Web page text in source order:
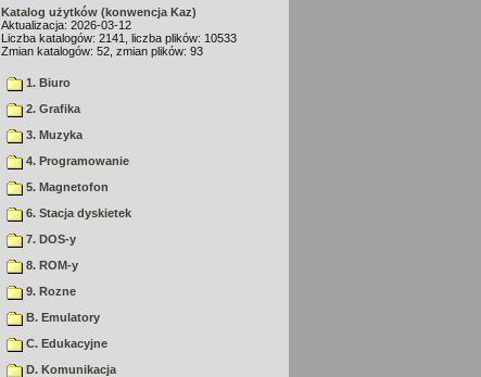
Katalog użytków (konwencja Kaz)
Aktualizacja: 2026-03-12
Liczba katalogów: 2141, liczba plików: 10533
Zmian katalogów: 52, zmian plików: 93
1. Biuro
2. Grafika
3. Muzyka
4. Programowanie
5. Magnetofon
6. Stacja dyskietek
7. DOS-y
8. ROM-y
9. Rozne
B. Emulatory
C. Edukacyjne
D. Komunikacja